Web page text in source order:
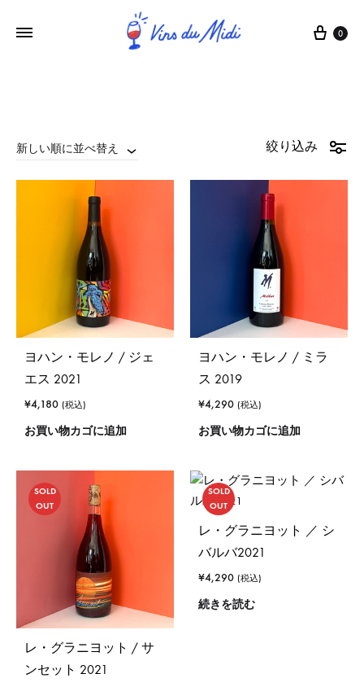
0
新しい順に並べ替え 絞り込み
ヨハン・モレノ / ジェ
エス 2021
¥4,180 (税込)
お買い物カゴに追加
ヨハン・モレノ / ミラ
ス 2019
¥4,290 (税込)
お買い物カゴに追加
SOLD
OUT
レ・グラニヨット / サ
ンセット 2021
SOLD
OUT
レ・グラニヨット ／ シ
バルバ2021
¥4,290 (税込)
続きを読む